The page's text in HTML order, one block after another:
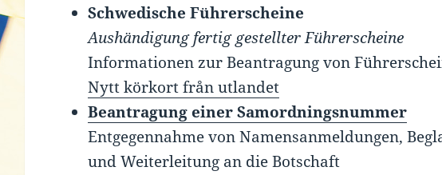
Schwedische Führerscheine
Aushändigung fertig gestellter Führerscheine
Informationen zur Beantragung von
Nytt körkort från utlandet
Beantragung einer Samordningsnummer
Entgegennahme von Namensanmeldungen,
und Weiterleitung an die Botschaft